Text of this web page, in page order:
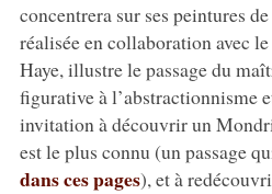
concentrera sur ses peintures
réalisée en collaboration avec
Haye, illustre le passage du
figurative à l’abstractionnisme
invitation à découvrir un
est le plus connu (un passage
dans ces pages), et à